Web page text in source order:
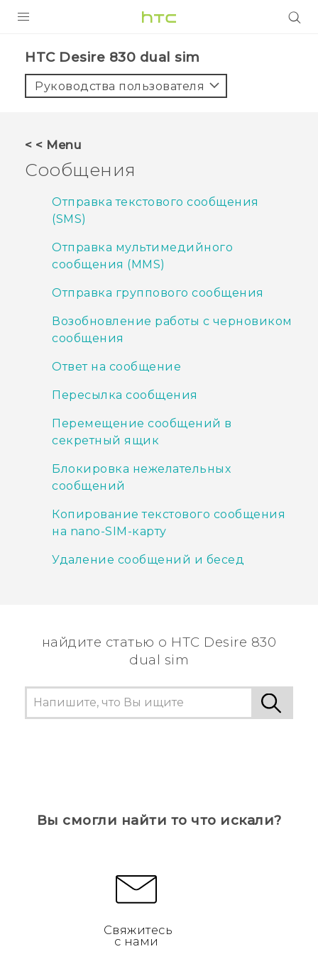
5G
ПОДДЕРЖКА
HTC Desire 830 dual sim‎
Руководства пользователя
< < Menu
Сообщения
Отправка текстового сообщения
(SMS)
Отправка мультимедийного
сообщения (MMS)
Отправка группового сообщения
Возобновление работы с черновиком
сообщения
Ответ на сообщение
Пересылка сообщения
Перемещение сообщений в
секретный ящик
Блокировка нежелательных
сообщений
Копирование текстового сообщения
на nano-SIM-карту
Удаление сообщений и бесед
найдите статью о HTC Desire 830
dual sim
Вы смогли найти то что искали?
Свяжитесь
с нами